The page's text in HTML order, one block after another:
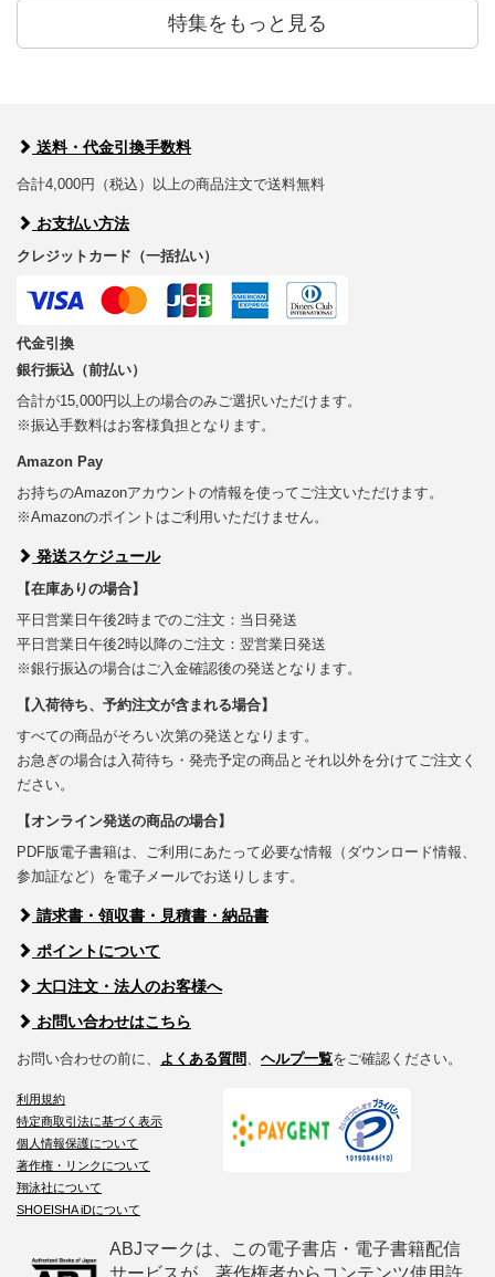
特集をもっと見る
送料・代金引換手数料
合計4,000円（税込）以上の商品注文で送料無料
お支払い方法
クレジットカード（一括払い）
代金引換
銀行振込（前払い）
合計が15,000円以上の場合のみご選択いただけます。
※振込手数料はお客様負担となります。
Amazon Pay
お持ちのAmazonアカウントの情報を使ってご注文いただけます。
※Amazonのポイントはご利用いただけません。
発送スケジュール
【在庫ありの場合】
平日営業日午後2時までのご注文：当日発送
平日営業日午後2時以降のご注文：翌営業日発送
※銀行振込の場合はご入金確認後の発送となります。
【入荷待ち、予約注文が含まれる場合】
すべての商品がそろい次第の発送となります。
お急ぎの場合は入荷待ち・発売予定の商品とそれ以外を分けてご注文く
ださい。
【オンライン発送の商品の場合】
PDF版電子書籍は、ご利用にあたって必要な情報（ダウンロード情報、
参加証など）を電子メールでお送りします。
請求書・領収書・見積書・納品書
ポイントについて
大口注文・法人のお客様へ
お問い合わせはこちら
お問い合わせの前に、 よくある質問 ヘルプ一覧をご確認ください。
利用規約
特定商取引法に基づく表示
個人情報保護について
著作権・リンクについて
翔泳社について
SHOEISHA iDについて
ABJマークは、この電子書店・電子書籍配信
サービスが、著作権者からコンテンツ使用許